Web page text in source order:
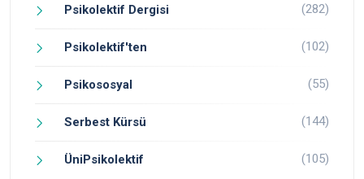
Psikolektif Dergisi (282)
Psikolektif'ten (102)
Psikososyal (55)
Serbest Kürsü (144)
ÜniPsikolektif (105)